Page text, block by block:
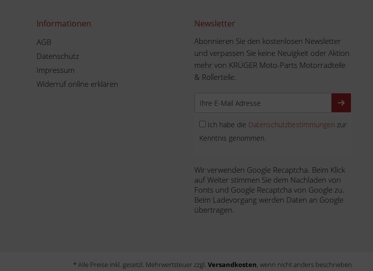
Informationen
AGB
Datenschutz
Impressum
Widerruf online erklären
Newsletter
Abonnieren Sie den kostenlosen Newsletter
und verpassen Sie keine Neuigkeit oder Aktion
mehr von KRÜGER Moto-Parts Motorradteile
& Rollerteile.
Ich habe die Datenschutzbestimmungen zur
Kenntnis genommen.
Wir verwenden Google Recaptcha. Beim Klick
auf Weiter stimmen Sie dem Nachladen von
Fonts und Google Recaptcha von Google zu.
Beim Ladevorgang werden Daten an Google
übertragen.
* Alle Preise inkl. gesetzl. Mehrwertsteuer zzgl. Versandkosten, wenn nicht anders beschrieben